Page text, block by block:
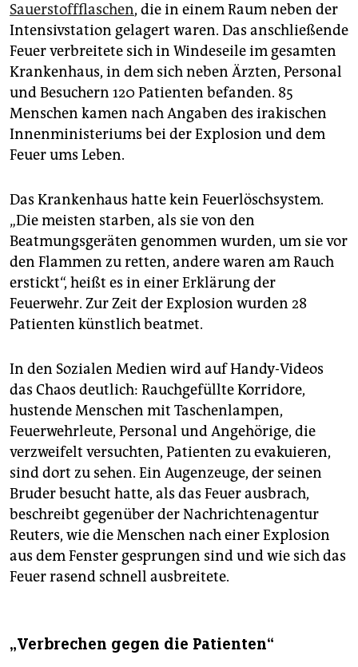
Sauerstoffflaschen, die in einem Raum neben der
Intensivstation gelagert waren. Das anschließende
Feuer verbreitete sich in Windeseile im gesamten
Krankenhaus, in dem sich neben Ärzten, Personal
und Besuchern 120 Patienten befanden. 85
Menschen kamen nach Angaben des irakischen
Innenministeriums bei der Explosion und dem
Feuer ums Leben.
Das Krankenhaus hatte kein Feuerlöschsystem.
„Die meisten starben, als sie von den
Beatmungsgeräten genommen wurden, um sie vor
den Flammen zu retten, andere waren am Rauch
erstickt“, heißt es in einer Erklärung der
Feuerwehr. Zur Zeit der Explosion wurden 28
Patienten künstlich beatmet.
In den Sozialen Medien wird auf Handy-Videos
das Chaos deutlich: Rauchgefüllte Korridore,
hustende Menschen mit Taschenlampen,
Feuerwehrleute, Personal und Angehörige, die
verzweifelt versuchten, Patienten zu evakuieren,
sind dort zu sehen. Ein Augenzeuge, der seinen
Bruder besucht hatte, als das Feuer ausbrach,
beschreibt gegenüber der Nachrichtenagentur
Reuters, wie die Menschen nach einer Explosion
aus dem Fenster gesprungen sind und wie sich das
Feuer rasend schnell ausbreitete.
„Verbrechen gegen die Patienten“